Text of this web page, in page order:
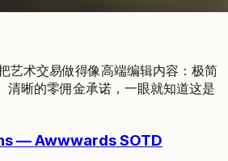
艺术交易做得像高端编辑内容：极简
清晰的零佣金承诺，一眼就知道这是
— Awwwards SOTD